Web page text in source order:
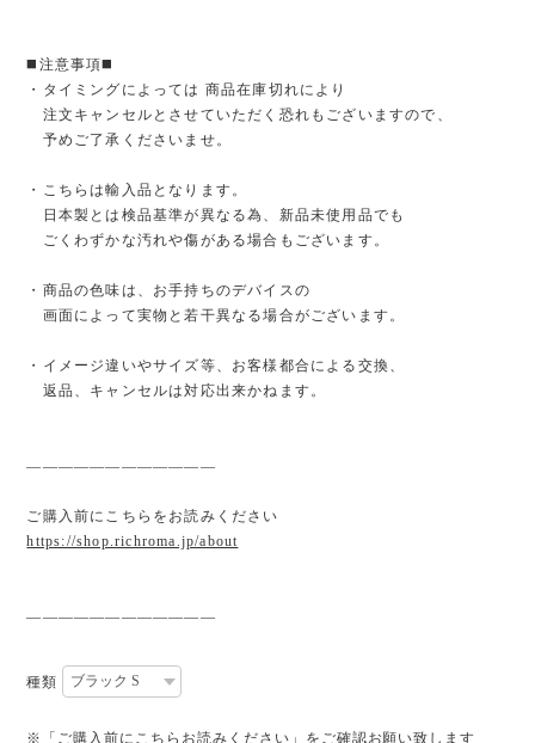
◼️注意事項◼️
・タイミングによっては 商品在庫切れにより
注文キャンセルとさせていただく恐れもございますので、
予めご了承くださいませ。
・こちらは輸入品となります。
日本製とは検品基準が異なる為、新品未使用品でも
ごくわずかな汚れや傷がある場合もございます。
・商品の色味は、お手持ちのデバイスの
画面によって実物と若干異なる場合がございます。
・イメージ違いやサイズ等、お客様都合による交換、
返品、キャンセルは対応出来かねます。
————————————
ご購入前にこちらをお読みください
https://shop.richroma.jp/about
————————————
種類
※「ご購入前にこちらお読みください」をご確認お願い致します